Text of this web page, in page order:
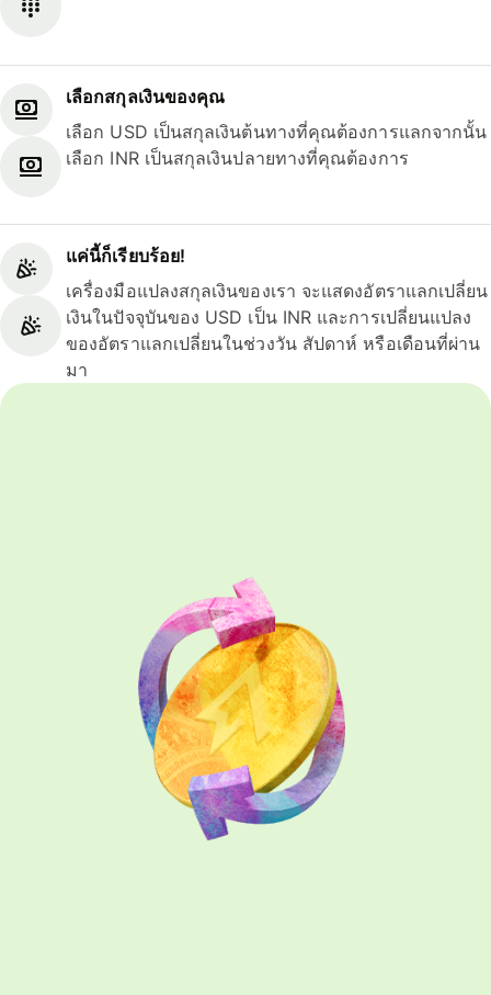
เลือกสกุลเงินของคุณ
เลือก USD เป็นสกุลเงินต้นทางที่คุณต้องการแลกจากนั้น
เลือก INR เป็นสกุลเงินปลายทางที่คุณต้องการ
แค่นี้ก็เรียบร้อย!
เครื่องมือแปลงสกุลเงินของเรา จะแสดงอัตราแลกเปลี่ยน
เงินในปัจจุบันของ USD เป็น INR และการเปลี่ยนแปลง
ของอัตราแลกเปลี่ยนในช่วงวัน สัปดาห์ หรือเดือนที่ผ่าน
มา